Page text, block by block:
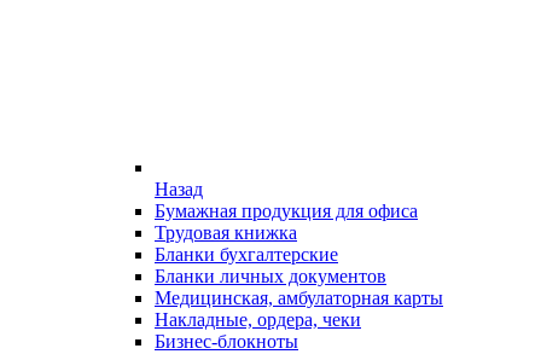
Назад
Бумажная продукция для офиса
Трудовая книжка
Бланки бухгалтерские
Бланки личных документов
Медицинская, амбулаторная карты
Накладные, ордера, чеки
Бизнес-блокноты